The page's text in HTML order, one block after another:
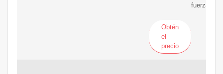
fuerza.
Obtén
el
precio